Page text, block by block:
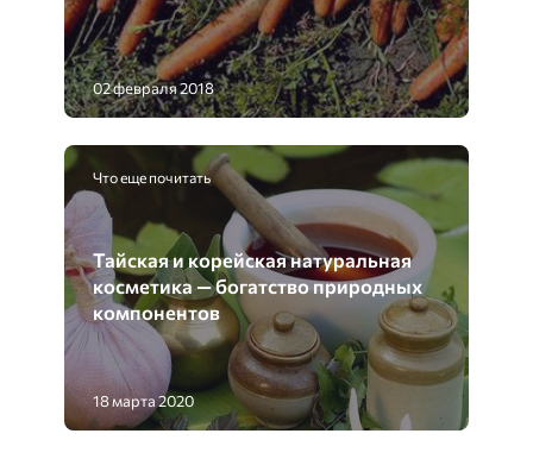
02 февраля 2018
Что еще почитать
Тайская и корейская натуральная
косметика — богатство природных
компонентов
18 марта 2020